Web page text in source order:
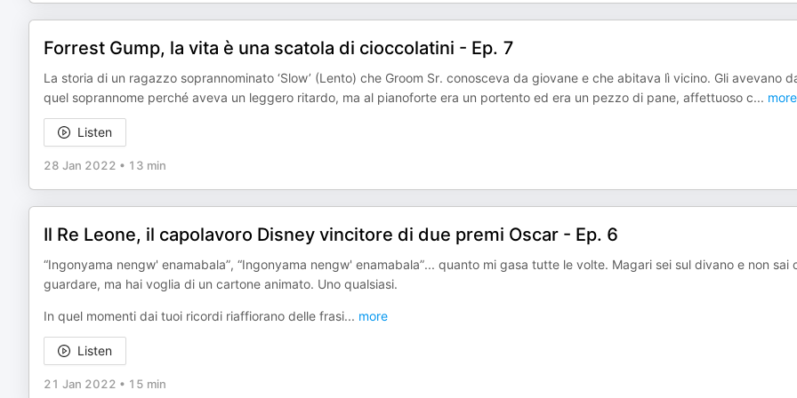
Forrest Gump, la vita è una scatola di cioccolatini - Ep. 7
La storia di un ragazzo soprannominato ‘Slow’ (Lento) che Groom Sr. conosceva da giovane e che abitava lì vicino. Gli avevano
quel soprannome perché aveva un leggero ritardo, ma al pianoforte era un portento ed era un pezzo di pane, affettuoso c... more
Listen
28 Jan 2022 • 13 min
Il Re Leone, il capolavoro Disney vincitore di due premi Oscar - Ep. 6
“Ingonyama nengw' enamabala”, “Ingonyama nengw' enamabala”... quanto mi gasa tutte le volte. Magari sei sul divano e non sai
guardare, ma hai voglia di un cartone animato. Uno qualsiasi.
In quel momenti dai tuoi ricordi riaffiorano delle frasi... more
Listen
21 Jan 2022 • 15 min